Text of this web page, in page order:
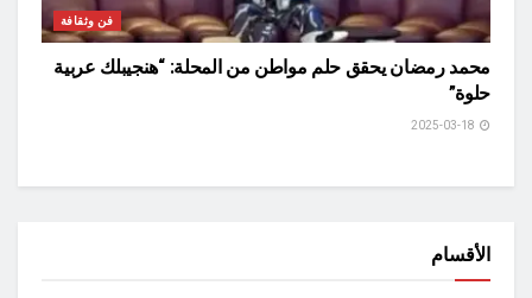
فن وثقافة
محمد رمضان يحقق حلم مواطن من المحلة: “هنجيبلك عربية
حلوة”
الأقسام